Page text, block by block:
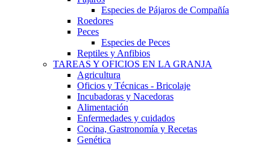
Especies de Pájaros de Compañía
Roedores
Peces
Especies de Peces
Reptiles y Anfibios
TAREAS Y OFICIOS EN LA GRANJA
Agricultura
Oficios y Técnicas - Bricolaje
Incubadoras y Nacedoras
Alimentación
Enfermedades y cuidados
Cocina, Gastronomía y Recetas
Genética